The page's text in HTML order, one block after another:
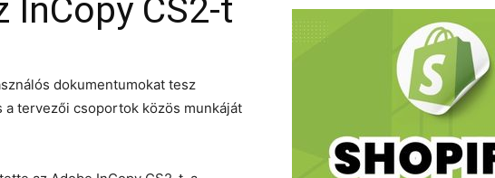
CS2-t
dokumentumokat tesz
tervezői csoportok közös munkáját